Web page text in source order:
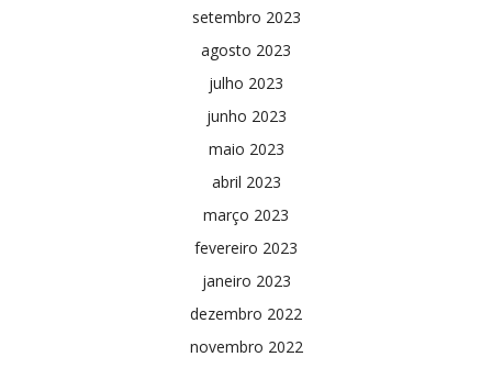
setembro 2023
agosto 2023
julho 2023
junho 2023
maio 2023
abril 2023
março 2023
fevereiro 2023
janeiro 2023
dezembro 2022
novembro 2022